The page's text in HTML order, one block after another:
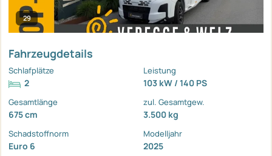
29
Fahrzeugdetails
Schlafplätze
2
Leistung
103 kW / 140 PS
Gesamtlänge
675 cm
zul. Gesamtgew.
3.500 kg
Schadstoffnorm
Euro 6
Modelljahr
2025